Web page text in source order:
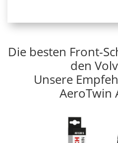
Die besten Front-
den
Unsere
AeroTwin